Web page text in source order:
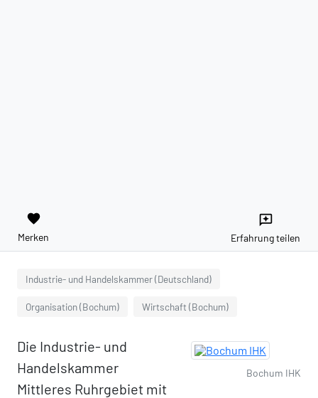
favorite
Merken
reviews
Erfahrung teilen
Industrie- und Handelskammer (Deutschland)
Organisation (Bochum) Wirtschaft (Bochum)
Bochum IHK
Die Industrie- und
Handelskammer
Mittleres Ruhrgebiet mit